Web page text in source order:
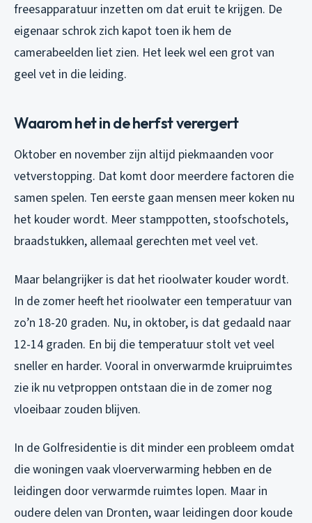
freesapparatuur inzetten om dat eruit te krijgen. De
eigenaar schrok zich kapot toen ik hem de
camerabeelden liet zien. Het leek wel een grot van
geel vet in die leiding.
Waarom het in de herfst verergert
Oktober en november zijn altijd piekmaanden voor
vetverstopping. Dat komt door meerdere factoren die
samen spelen. Ten eerste gaan mensen meer koken nu
het kouder wordt. Meer stamppotten, stoofschotels,
braadstukken, allemaal gerechten met veel vet.
Maar belangrijker is dat het rioolwater kouder wordt.
In de zomer heeft het rioolwater een temperatuur van
zo’n 18-20 graden. Nu, in oktober, is dat gedaald naar
12-14 graden. En bij die temperatuur stolt vet veel
sneller en harder. Vooral in onverwarmde kruipruimtes
zie ik nu vetproppen ontstaan die in de zomer nog
vloeibaar zouden blijven.
In de Golfresidentie is dit minder een probleem omdat
die woningen vaak vloerverwarming hebben en de
leidingen door verwarmde ruimtes lopen. Maar in
oudere delen van Dronten, waar leidingen door koude